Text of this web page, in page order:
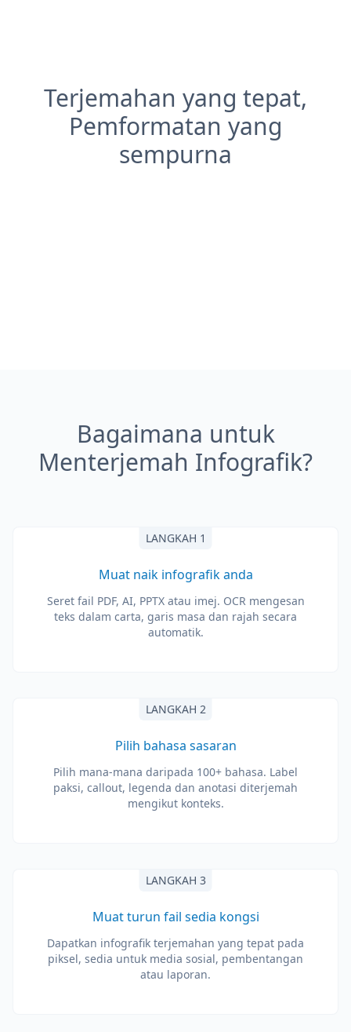
Terjemahan yang tepat,
Pemformatan yang
sempurna
Bagaimana untuk
Menterjemah Infografik?
LANGKAH 1
Muat naik infografik anda
Seret fail PDF, AI, PPTX atau imej. OCR mengesan
teks dalam carta, garis masa dan rajah secara
automatik.
LANGKAH 2
Pilih bahasa sasaran
Pilih mana-mana daripada 100+ bahasa. Label
paksi, callout, legenda dan anotasi diterjemah
mengikut konteks.
LANGKAH 3
Muat turun fail sedia kongsi
Dapatkan infografik terjemahan yang tepat pada
piksel, sedia untuk media sosial, pembentangan
atau laporan.